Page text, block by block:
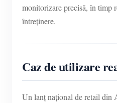
monitorizare precisă, în timp
întreținere.
Caz de utilizare
Un lanț național de retail din